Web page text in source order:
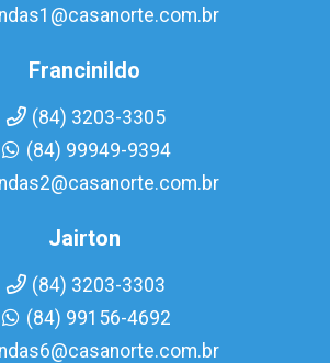
Francinildo
(84) 3203-3305
(84) 99949-9394
Jairton
(84) 3203-3303
(84) 99156-4692